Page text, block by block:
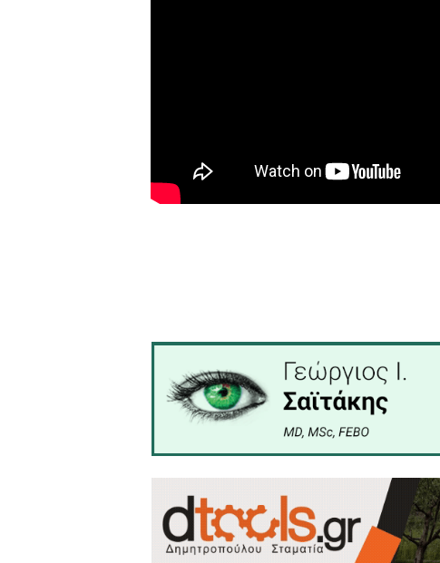
Σε άλλα θέματα ο κ.
Λακωνία, ενώ στάθηκε
Τρίπολη εντοπίστηκαν και
τον άνθρωπο και
εμφανισιακά φαίνονται
Τέλος ο κ. Στρατηγάκος ως
που αφορούν την
Τις απαντήσεις του και
Τον Ανδρέα Δημητρακάκη